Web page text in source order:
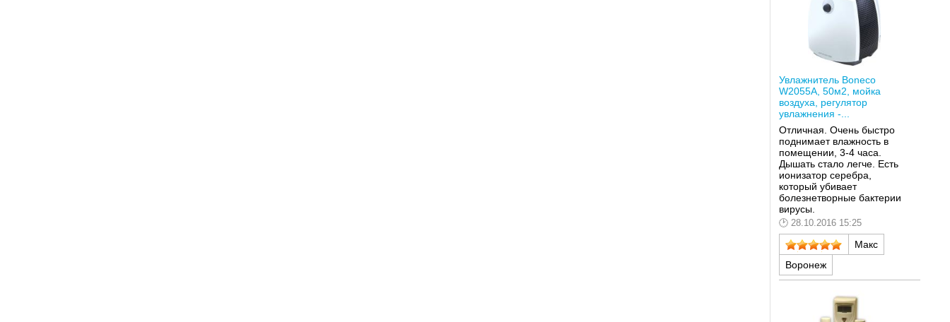
Увлажнитель Boneco
W2055A, 50м2, мойка
воздуха, регулятор
увлажнения -...
Отличная. Очень быстро
поднимает влажность в
помещении, 3-4 часа.
Дышать стало легче. Есть
ионизатор серебра,
который убивает
болезнетворные бактерии
вирусы.
28.10.2016 15:25
Макс
Воронеж